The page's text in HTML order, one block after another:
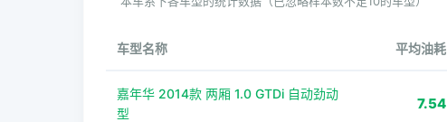
车型名称 平均油耗
嘉年华 2014款 两厢 1.0 GTDi 自动劲动
型
7.54